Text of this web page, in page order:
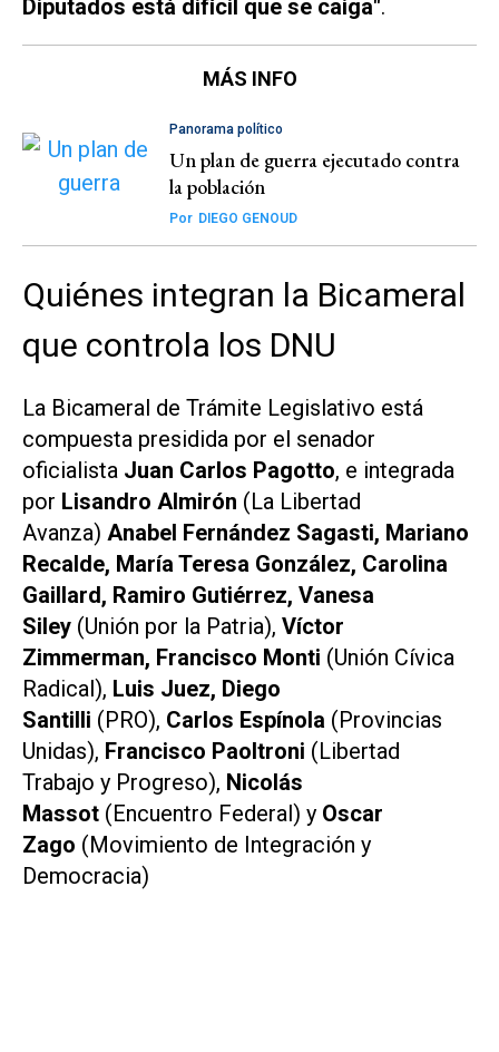
Diputados está difícil que se caiga".
MÁS INFO
Panorama político
Un plan de guerra ejecutado contra
la población
Por DIEGO GENOUD
Quiénes integran la Bicameral
que controla los DNU
La Bicameral de Trámite Legislativo está
compuesta presidida por el senador
oficialista Juan Carlos Pagotto, e integrada
por Lisandro Almirón (La Libertad
Avanza) Anabel Fernández Sagasti, Mariano
Recalde, María Teresa González, Carolina
Gaillard, Ramiro Gutiérrez, Vanesa
Siley (Unión por la Patria), Víctor
Zimmerman, Francisco Monti (Unión Cívica
Radical), Luis Juez, Diego
Santilli (PRO), Carlos Espínola (Provincias
Unidas), Francisco Paoltroni (Libertad
Trabajo y Progreso), Nicolás
Massot (Encuentro Federal) y Oscar
Zago (Movimiento de Integración y
Democracia)